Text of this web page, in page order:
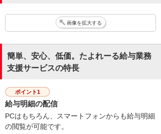
画像を拡大する
簡単、安心、低価。たよれーる給与業務
支援サービスの特長
ポイント1
給与明細の配信
PCはもちろん、スマートフォンからも給与明細
の閲覧が可能です。